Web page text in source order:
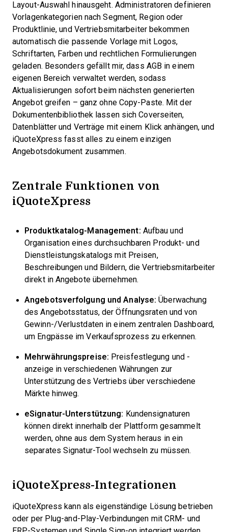
Layout-Auswahl hinausgeht. Administratoren definieren
Vorlagenkategorien nach Segment, Region oder
Produktlinie, und Vertriebsmitarbeiter bekommen
automatisch die passende Vorlage mit Logos,
Schriftarten, Farben und rechtlichen Formulierungen
geladen. Besonders gefällt mir, dass AGB in einem
eigenen Bereich verwaltet werden, sodass
Aktualisierungen sofort beim nächsten generierten
Angebot greifen – ganz ohne Copy-Paste. Mit der
Dokumentenbibliothek lassen sich Coverseiten,
Datenblätter und Verträge mit einem Klick anhängen, und
iQuoteXpress fasst alles zu einem einzigen
Angebotsdokument zusammen.
Zentrale Funktionen von
iQuoteXpress
Produktkatalog-Management: Aufbau und
Organisation eines durchsuchbaren Produkt- und
Dienstleistungskatalogs mit Preisen,
Beschreibungen und Bildern, die Vertriebsmitarbeiter
direkt in Angebote übernehmen.
Angebotsverfolgung und Analyse: Überwachung
des Angebotsstatus, der Öffnungsraten und von
Gewinn-/Verlustdaten in einem zentralen Dashboard,
um Engpässe im Verkaufsprozess zu erkennen.
Mehrwährungspreise: Preisfestlegung und -
anzeige in verschiedenen Währungen zur
Unterstützung des Vertriebs über verschiedene
Märkte hinweg.
eSignatur-Unterstützung: Kundensignaturen
können direkt innerhalb der Plattform gesammelt
werden, ohne aus dem System heraus in ein
separates Signatur-Tool wechseln zu müssen.
iQuoteXpress-Integrationen
iQuoteXpress kann als eigenständige Lösung betrieben
oder per Plug-and-Play-Verbindungen mit CRM- und